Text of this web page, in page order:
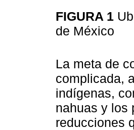
FIGURA 1
de México
La meta de
complicada,
indígenas,
nahuas y los
reducciones